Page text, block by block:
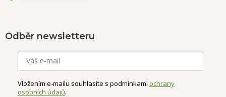
Odběr newsletteru
Vložením e-mailu souhlasíte s podmínkami ochrany
osobních údajů.